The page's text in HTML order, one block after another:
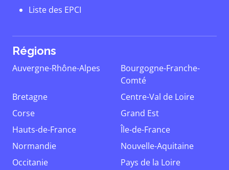
Liste des EPCI
Régions
Auvergne-Rhône-Alpes
Bourgogne-Franche-
Comté
Bretagne
Centre-Val de Loire
Corse
Grand Est
Hauts-de-France
Île-de-France
Normandie
Nouvelle-Aquitaine
Occitanie
Pays de la Loire